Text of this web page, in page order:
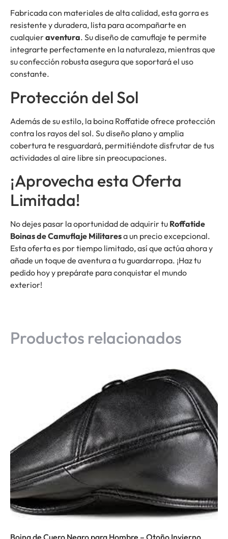
Fabricada con materiales de alta calidad, esta gorra es
resistente y duradera, lista para acompañarte en
cualquieraventura. Su diseño de camuflaje te permite
integrarte perfectamente en la naturaleza, mientras que
su confección robusta asegura que soportará el uso
constante.
Protección del Sol
Además de su estilo, la boina Roffatide ofrece protección
contra los rayos del sol. Su diseño plano y amplia
cobertura te resguardará, permitiéndote disfrutar de tus
actividades al aire libre sin preocupaciones.
¡Aprovecha esta Oferta
Limitada!
No dejes pasar la oportunidad de adquirir tu Roffatide
Boinas de Camuflaje Militaresa un precio excepcional.
Esta oferta es por tiempo limitado, así que actúa ahora y
añade un toque de aventura a tu guardarropa. ¡Haz tu
pedido hoy y prepárate para conquistar el mundo
exterior!
Productos relacionados
Boina de Cuero Negro para Hombre – Otoño Invierno